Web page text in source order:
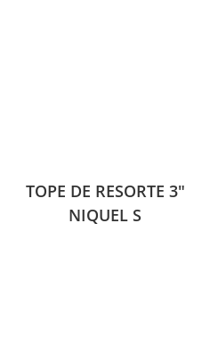
TOPE DE RESORTE 3″
NIQUEL S